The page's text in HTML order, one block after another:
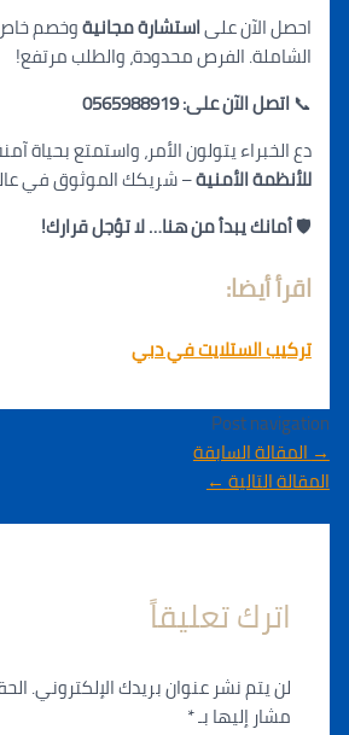
احصل الآن علىاستشارة مجانيةوخصم خاص
الشاملة. الفرص محدودة، والطلب مرتفع!
تصل الآن على: 0565988919
دع الخبراء يتولون الأمر، واستمتع بحياة آمنة
للأنظمة الأمنية– شريكك الموثوق في عالم
أمانك يبدأ من هنا… لا تؤجل قرارك!
اقرأ أيضا:
تركيب الستلايت في دبي
Post
المقالة السابقة
التالية←
اترك تعليقاً
لن يتم نشر عنوان بريدك الإلكتروني.
مشار إليها بـ*